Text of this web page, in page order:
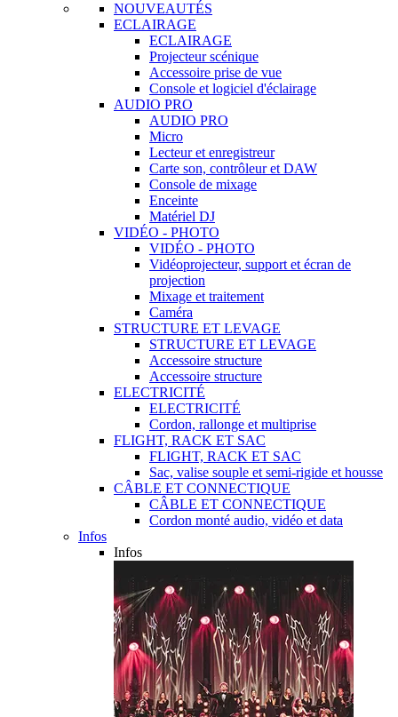
NOUVEAUTÉS
ECLAIRAGE
ECLAIRAGE
Projecteur scénique
Accessoire prise de vue
Console et logiciel d'éclairage
AUDIO PRO
AUDIO PRO
Micro
Lecteur et enregistreur
Carte son, contrôleur et DAW
Console de mixage
Enceinte
Matériel DJ
VIDÉO - PHOTO
VIDÉO - PHOTO
Vidéoprojecteur, support et écran de
projection
Mixage et traitement
Caméra
STRUCTURE ET LEVAGE
STRUCTURE ET LEVAGE
Accessoire structure
Accessoire structure
ELECTRICITÉ
ELECTRICITÉ
Cordon, rallonge et multiprise
FLIGHT, RACK ET SAC
FLIGHT, RACK ET SAC
Sac, valise souple et semi-rigide et housse
CÂBLE ET CONNECTIQUE
CÂBLE ET CONNECTIQUE
Cordon monté audio, vidéo et data
Infos
Infos